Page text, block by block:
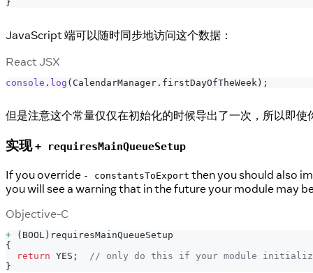
}
JavaScript 端可以随时同步地访问这个数据：
React JSX
console . log ( CalendarManager . firstDayOfTheWeek ) ;
但是注意这个常量仅仅在初始化的时候导出了一次，所以即使
实现+ requiresMainQueueSetup
If you override - constantsToExport then you should also
you will see a warning that in the future your module may
Objective-C
+ ( BOOL ) requiresMainQueueSetup
{
return YES ;
// only do this if your module
}